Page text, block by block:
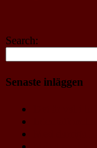
Search:
Senaste inläggen